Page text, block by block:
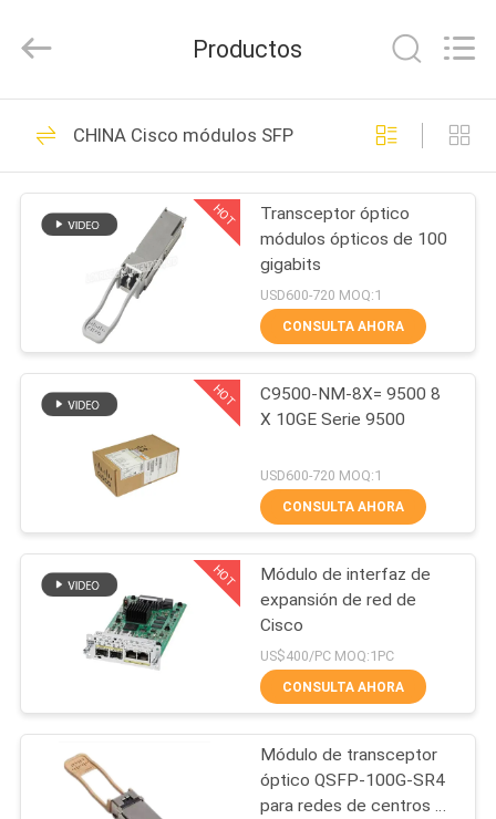
CASA
PRODUCTOS
VÍDEOS
SOBRE
NOSOTROS
POR
FÁBRICA
DE
CALIDAD
Equipment
Rights
Módulo óptico del
transmisor-receptor
538
transmisor-receptor
óptico del sfp
235
Cisco módulos SFP
Productos
CHINA Cisco módulos SFP
HOT
Transceptor óptico
módulos ópticos de 100
gigabits
USD600-720 MOQ:1
CONSULTA AHORA
HOT
C9500-NM-8X= 9500 8
X 10GE Serie 9500
USD600-720 MOQ:1
CONSULTA AHORA
HOT
Módulo de interfaz de
expansión de red de
Cisco
US$400/PC MOQ:1PC
CONSULTA AHORA
Módulo de transceptor
óptico QSFP-100G-SR4
para redes de centros de